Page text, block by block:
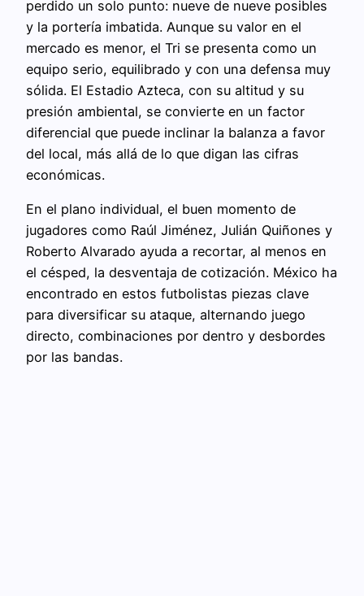
perdido un solo punto: nueve de nueve posibles
y la portería imbatida. Aunque su valor en el
mercado es menor, el Tri se presenta como un
equipo serio, equilibrado y con una defensa muy
sólida. El Estadio Azteca, con su altitud y su
presión ambiental, se convierte en un factor
diferencial que puede inclinar la balanza a favor
del local, más allá de lo que digan las cifras
económicas.
En el plano individual, el buen momento de
jugadores como Raúl Jiménez, Julián Quiñones y
Roberto Alvarado ayuda a recortar, al menos en
el césped, la desventaja de cotización. México ha
encontrado en estos futbolistas piezas clave
para diversificar su ataque, alternando juego
directo, combinaciones por dentro y desbordes
por las bandas.